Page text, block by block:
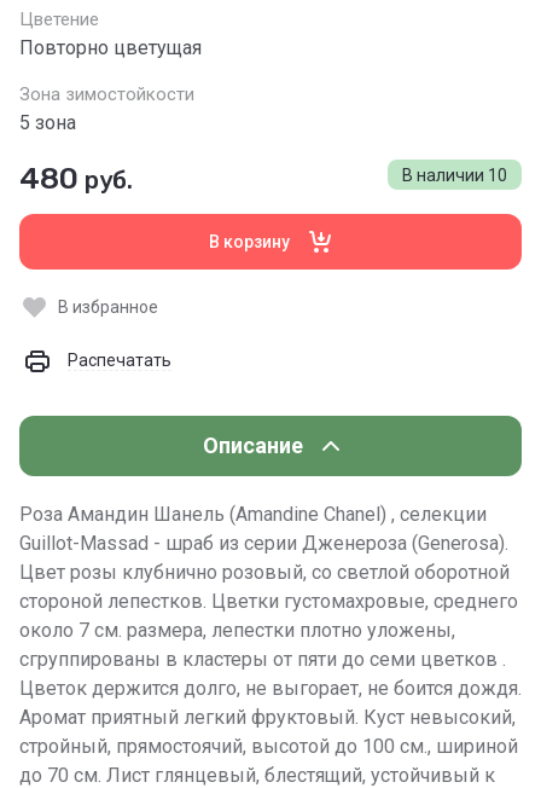
Цветение
Повторно цветущая
Зона зимостойкости
5 зона
В наличии 10
480 руб.
В корзину
В избранное
Распечатать
Описание
Роза Амандин Шанель (Amandine Chanel) , селекции
Guillot-Massad - шраб из серии Дженероза (Generosa).
Цвет розы клубнично розовый, со светлой оборотной
стороной лепестков. Цветки густомахровые, среднего
около 7 см. размера, лепестки плотно уложены,
сгруппированы в кластеры от пяти до семи цветков .
Цветок держится долго, не выгорает, не боится дождя.
Аромат приятный легкий фруктовый. Куст невысокий,
стройный, прямостоячий, высотой до 100 см., шириной
до 70 см. Лист глянцевый, блестящий, устойчивый к